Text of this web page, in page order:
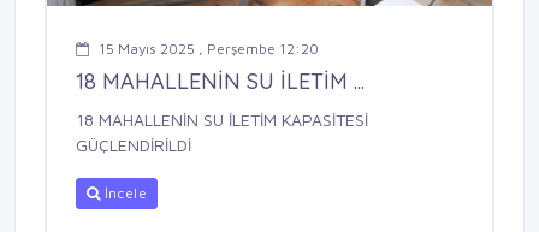
15 Mayıs 2025 , Perşembe 12:20
18 MAHALLENİN SU İLETİM ...
18 MAHALLENİN SU İLETİM KAPASİTESİ
GÜÇLENDİRİLDİ
İncele